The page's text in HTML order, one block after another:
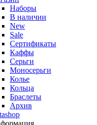
Наборы
В наличии
New
Sale
Сертификаты
Каффы
Серьги
Моносерьги
Колье
Кольца
Браслеты
Архив